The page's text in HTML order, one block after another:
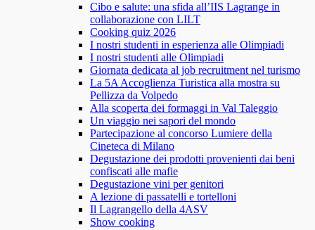
Cibo e salute: una sfida all’IIS Lagrange in
collaborazione con LILT
Cooking quiz 2026
I nostri studenti in esperienza alle Olimpiadi
I nostri studenti alle Olimpiadi
Giornata dedicata al job recruitment nel turismo
La 5A Accoglienza Turistica alla mostra su
Pellizza da Volpedo
Alla scoperta dei formaggi in Val Taleggio
Un viaggio nei sapori del mondo
Partecipazione al concorso Lumiere della
Cineteca di Milano
Degustazione dei prodotti provenienti dai beni
confiscati alle mafie
Degustazione vini per genitori
A lezione di passatelli e tortelloni
Il Lagrangello della 4ASV
Show cooking